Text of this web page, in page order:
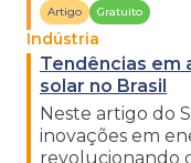
Artigo Gratuito
Indústria
Tendências em
solar no Brasil
Neste artigo do
inovações em
revolucionando